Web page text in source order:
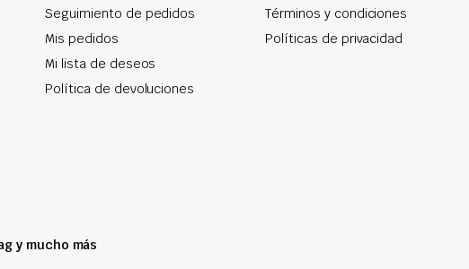
Seguimiento de pedidos
Mis pedidos
Mi lista de deseos
Política de devoluciones
Términos y condiciones
Políticas de privacidad
y mucho más